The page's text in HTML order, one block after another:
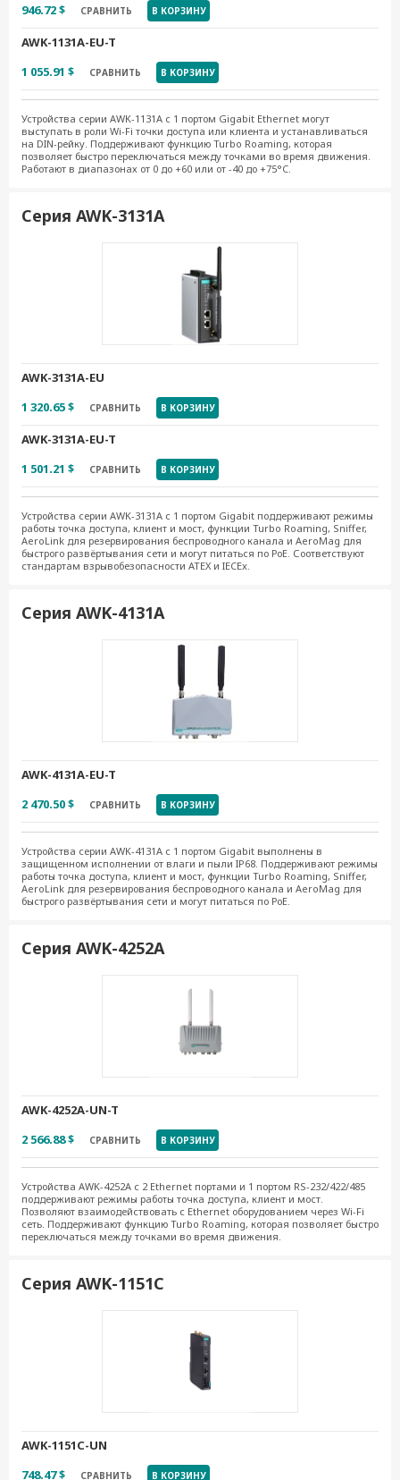
946.72 $
СРАВНИТЬ В КОРЗИНУ
AWK-1131A-EU-T
1 055.91 $
СРАВНИТЬ В КОРЗИНУ
Устройства серии AWK-1131A с 1 портом Gigabit Ethernet могут
выступать в роли Wi-Fi точки доступа или клиента и устанавливаться
на DIN-рейку. Поддерживают функцию Turbo Roaming, которая
позволяет быстро переключаться между точками во время движения.
Работают в диапазонах от 0 до +60 или от -40 до +75°C.
Серия AWK-3131A
AWK-3131A-EU
1 320.65 $
СРАВНИТЬ В КОРЗИНУ
AWK-3131A-EU-T
1 501.21 $
СРАВНИТЬ В КОРЗИНУ
Устройства серии AWK-3131A с 1 портом Gigabit поддерживают режимы
работы точка доступа, клиент и мост, функции Turbo Roaming, Sniffer,
AeroLink для резервирования беспроводного канала и AeroMag для
быстрого развёртывания сети и могут питаться по РоЕ. Соответствуют
стандартам взрывобезопасности ATEX и IECEx.
Серия AWK-4131A
AWK-4131A-EU-T
2 470.50 $
СРАВНИТЬ В КОРЗИНУ
Устройства серии AWK-4131A с 1 портом Gigabit выполнены в
защищенном исполнении от влаги и пыли IP68. Поддерживают режимы
работы точка доступа, клиент и мост, функции Turbo Roaming, Sniffer,
AeroLink для резервирования беспроводного канала и AeroMag для
быстрого развёртывания сети и могут питаться по РоЕ.
Серия AWK-4252А
AWK-4252A-UN-T
2 566.88 $
СРАВНИТЬ В КОРЗИНУ
Устройства AWK-4252А с 2 Ethernet портами и 1 портом RS-232/422/485
поддерживают режимы работы точка доступа, клиент и мост.
Позволяют взаимодействовать с Ethernet оборудованием через Wi-Fi
сеть. Поддерживают функцию Turbo Roaming, которая позволяет быстро
переключаться между точками во время движения.
Серия AWK-1151C
AWK-1151C-UN
748.47 $
СРАВНИТЬ В КОРЗИНУ